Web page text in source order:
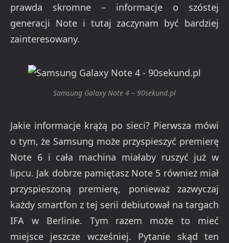
prawda skromne – informacje o szóstej
generacji Note i tutaj zaczynam być bardziej
zainteresowany.
Samsung Galaxy Note 4 – 90sekund.pl
Jakie informacje krążą po sieci? Pierwsza mówi
o tym, że Samsung może przyspieszyć premierę
Note 6 i cała machina miałaby ruszyć już w
lipcu. Jak dobrze pamiętasz Note 5 również miał
przyspieszoną premierę, ponieważ zazwyczaj
każdy smartfon z tej serii debiutował na targach
IFA w Berlinie. Tym razem może to mieć
miejsce jeszcze wcześniej. Pytanie skąd ten